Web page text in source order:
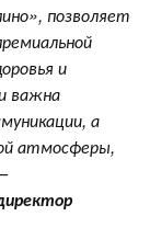
позволяет
и
важна
а
атмосферы,